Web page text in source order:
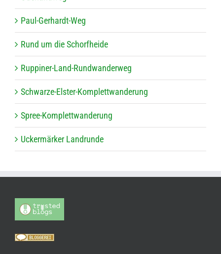
Paul-Ger­hardt-Weg
Rund um die Schorfheide
Rup­pi­ner-Land-Rund­wan­der­weg
Schwarze-Els­ter-Kom­plett­wan­de­rung
Spree-Kom­plett­wan­de­rung
Ucker­mär­ker Landrunde